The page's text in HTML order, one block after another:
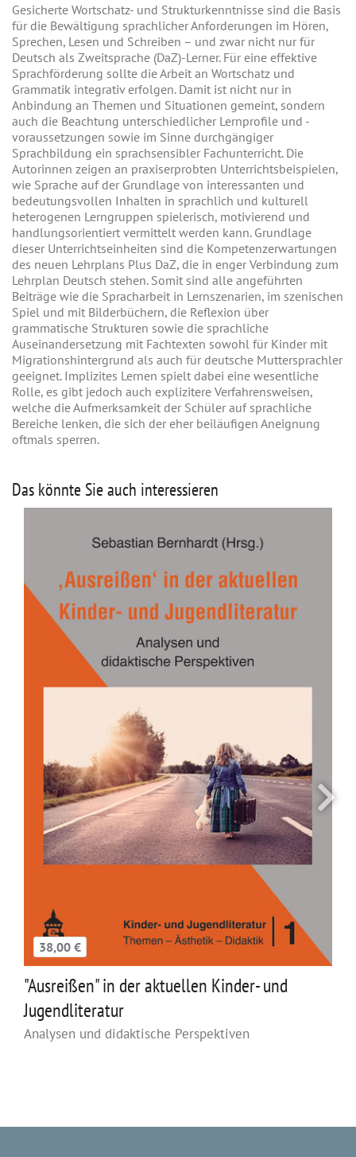
Gesicherte Wortschatz- und Strukturkenntnisse sind die Basis
für die Bewältigung sprachlicher Anforderungen im Hören,
Sprechen, Lesen und Schreiben – und zwar nicht nur für
Deutsch als Zweitsprache (DaZ)-Lerner. Für eine effektive
Sprachförderung sollte die Arbeit an Wortschatz und
Grammatik integrativ erfolgen. Damit ist nicht nur in
Anbindung an Themen und Situationen gemeint, sondern
auch die Beachtung unterschiedlicher Lernprofile und -
voraussetzungen sowie im Sinne durchgängiger
Sprachbildung ein sprachsensibler Fachunterricht. Die
Autorinnen zeigen an praxiserprobten Unterrichtsbeispielen,
wie Sprache auf der Grundlage von interessanten und
bedeutungsvollen Inhalten in sprachlich und kulturell
heterogenen Lerngruppen spielerisch, motivierend und
handlungsorientiert vermittelt werden kann. Grundlage
dieser Unterrichtseinheiten sind die Kompetenzerwartungen
des neuen Lehrplans Plus DaZ, die in enger Verbindung zum
Lehrplan Deutsch stehen. Somit sind alle angeführten
Beiträge wie die Spracharbeit in Lernszenarien, im szenischen
Spiel und mit Bilderbüchern, die Reflexion über
grammatische Strukturen sowie die sprachliche
Auseinandersetzung mit Fachtexten sowohl für Kinder mit
Migrationshintergrund als auch für deutsche Muttersprachler
geeignet. Implizites Lernen spielt dabei eine wesentliche
Rolle, es gibt jedoch auch explizitere Verfahrensweisen,
welche die Aufmerksamkeit der Schüler auf sprachliche
Bereiche lenken, die sich der eher beiläufigen Aneignung
oftmals sperren.
Das könnte Sie auch interessieren
38,00 €
"Ausreißen" in der aktuellen Kinder- und
Jugendliteratur
Analysen und didaktische Perspektiven